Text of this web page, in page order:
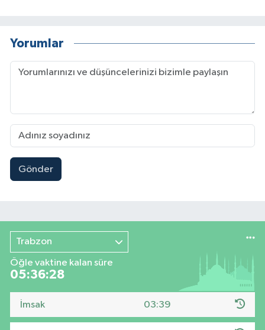
Yorumlar
Gönder
Trabzon
Öğle vaktine kalan süre
05:36:27
İmsak 03:39